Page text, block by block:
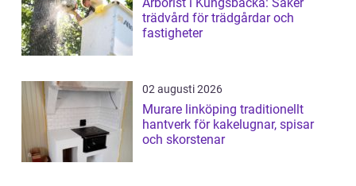
trädvård för trädgårdar och
fastigheter
02 augusti 2026
Murare linköping traditionellt
hantverk för kakelugnar, spisar
och skorstenar